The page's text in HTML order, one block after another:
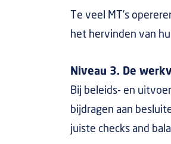
Te veel MT’s
het hervinden van
Niveau 3. De
Bij beleids- en
bijdragen aan
juiste checks and